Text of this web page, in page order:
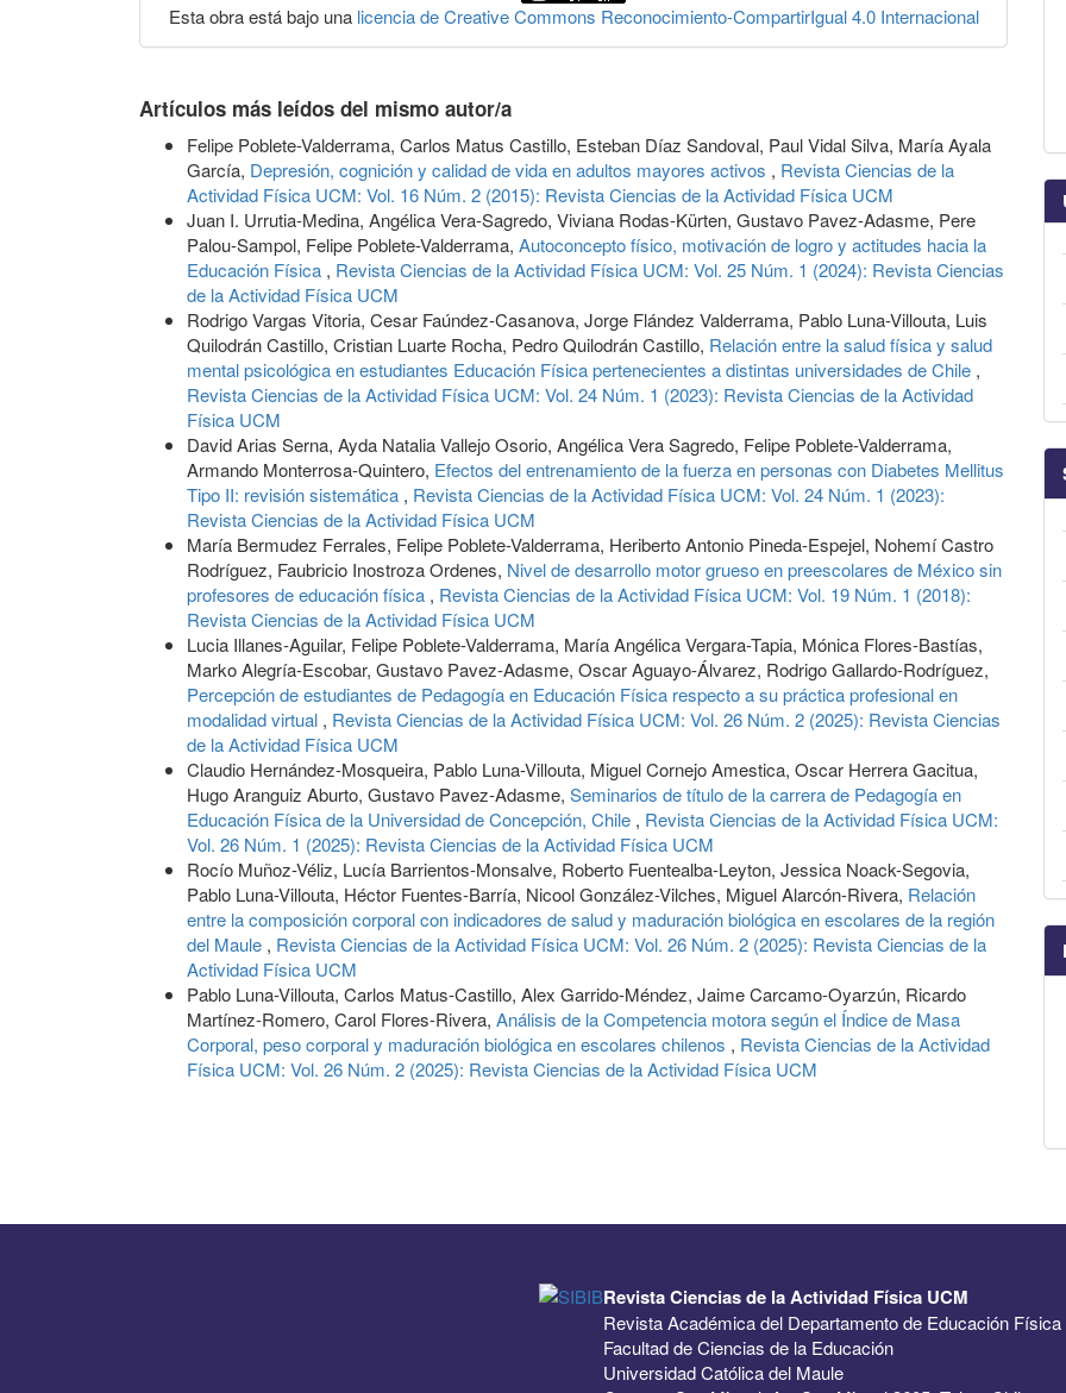
Esta obra está bajo una licencia de Creative Commons Reconocimiento-CompartirIgual 4.0 Internacional
Artículos más leídos del mismo autor/a
Felipe Poblete-Valderrama, Carlos Matus Castillo, Esteban Díaz Sandoval, Paul Vidal Silva, María Ayala
García, Depresión, cognición y calidad de vida en adultos mayores activos , Revista Ciencias de la
Actividad Física UCM: Vol. 16 Núm. 2 (2015): Revista Ciencias de la Actividad Física UCM
Juan I. Urrutia-Medina, Angélica Vera-Sagredo, Viviana Rodas-Kürten, Gustavo Pavez-Adasme, Pere
Palou-Sampol, Felipe Poblete-Valderrama, Autoconcepto físico, motivación de logro y actitudes hacia la
Educación Física , Revista Ciencias de la Actividad Física UCM: Vol. 25 Núm. 1 (2024): Revista Ciencias
de la Actividad Física UCM
Rodrigo Vargas Vitoria, Cesar Faúndez-Casanova, Jorge Flández Valderrama, Pablo Luna-Villouta, Luis
Quilodrán Castillo, Cristian Luarte Rocha, Pedro Quilodrán Castillo, Relación entre la salud física y salud
mental psicológica en estudiantes Educación Física pertenecientes a distintas universidades de Chile ,
Revista Ciencias de la Actividad Física UCM: Vol. 24 Núm. 1 (2023): Revista Ciencias de la Actividad
Física UCM
David Arias Serna, Ayda Natalia Vallejo Osorio, Angélica Vera Sagredo, Felipe Poblete-Valderrama,
Armando Monterrosa-Quintero, Efectos del entrenamiento de la fuerza en personas con Diabetes Mellitus
Tipo II: revisión sistemática , Revista Ciencias de la Actividad Física UCM: Vol. 24 Núm. 1 (2023):
Revista Ciencias de la Actividad Física UCM
María Bermudez Ferrales, Felipe Poblete-Valderrama, Heriberto Antonio Pineda-Espejel, Nohemí Castro
Rodríguez, Faubricio Inostroza Ordenes, Nivel de desarrollo motor grueso en preescolares de México sin
profesores de educación física , Revista Ciencias de la Actividad Física UCM: Vol. 19 Núm. 1 (2018):
Revista Ciencias de la Actividad Física UCM
Lucia Illanes-Aguilar, Felipe Poblete-Valderrama, María Angélica Vergara-Tapia, Mónica Flores-Bastías,
Marko Alegría-Escobar, Gustavo Pavez-Adasme, Oscar Aguayo-Álvarez, Rodrigo Gallardo-Rodríguez,
Percepción de estudiantes de Pedagogía en Educación Física respecto a su práctica profesional en
modalidad virtual , Revista Ciencias de la Actividad Física UCM: Vol. 26 Núm. 2 (2025): Revista Ciencias
de la Actividad Física UCM
Claudio Hernández-Mosqueira, Pablo Luna-Villouta, Miguel Cornejo Amestica, Oscar Herrera Gacitua,
Hugo Aranguiz Aburto, Gustavo Pavez-Adasme, Seminarios de título de la carrera de Pedagogía en
Educación Física de la Universidad de Concepción, Chile , Revista Ciencias de la Actividad Física UCM:
Vol. 26 Núm. 1 (2025): Revista Ciencias de la Actividad Física UCM
Rocío Muñoz-Véliz, Lucía Barrientos-Monsalve, Roberto Fuentealba-Leyton, Jessica Noack-Segovia,
Pablo Luna-Villouta, Héctor Fuentes-Barría, Nicool González-Vilches, Miguel Alarcón-Rivera, Relación
entre la composición corporal con indicadores de salud y maduración biológica en escolares de la región
del Maule , Revista Ciencias de la Actividad Física UCM: Vol. 26 Núm. 2 (2025): Revista Ciencias de la
Actividad Física UCM
Pablo Luna-Villouta, Carlos Matus-Castillo, Alex Garrido-Méndez, Jaime Carcamo-Oyarzún, Ricardo
Martínez-Romero, Carol Flores-Rivera, Análisis de la Competencia motora según el Índice de Masa
Corporal, peso corporal y maduración biológica en escolares chilenos , Revista Ciencias de la Actividad
Física UCM: Vol. 26 Núm. 2 (2025): Revista Ciencias de la Actividad Física UCM
Revista Ciencias de la Actividad Física UCM
Revista Académica del Departamento de Educación Física
Facultad de Ciencias de la Educación
Universidad Católica del Maule